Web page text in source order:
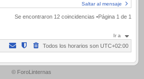
Saltar al mensaje
Se encontraron 12 coincidencias •Página 1 de 1
Ir a
Todos los horarios son UTC+02:00
© ForoLinternas